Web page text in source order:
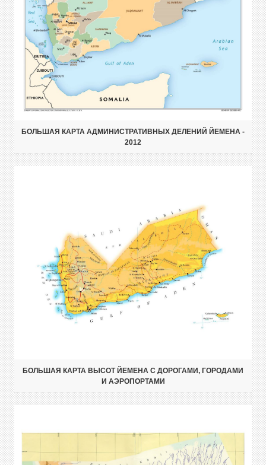
БОЛЬШАЯ КАРТА АДМИНИСТРАТИВНЫХ ДЕЛЕНИЙ ЙЕМЕНА -
2012
БОЛЬШАЯ КАРТА ВЫСОТ ЙЕМЕНА С ДОРОГАМИ, ГОРОДАМИ
И АЭРОПОРТАМИ